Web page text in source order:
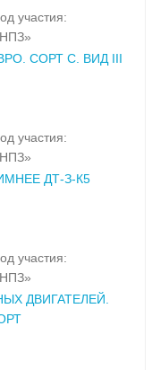
участия:
СОРТ С. ВИД III
участия:
ДТ-З-К5
участия:
ДВИГАТЕЛЕЙ.